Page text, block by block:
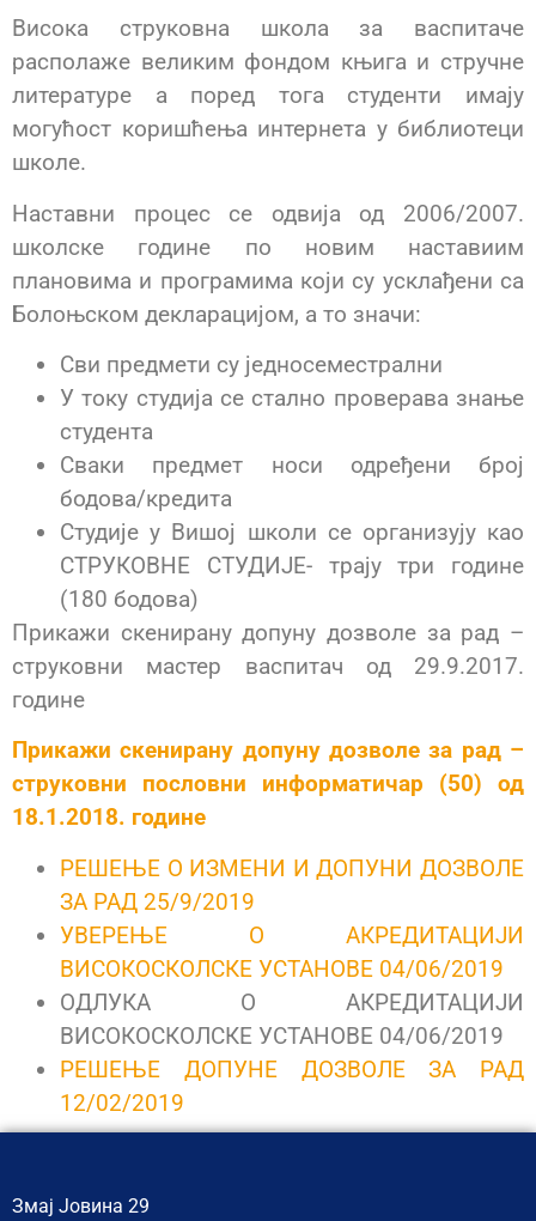
Висока струковна школа за васпитаче
располаже великим фондом књига и стручне
литературе а поред тога студенти имају
могућост коришћења интернета у библиотеци
школе.
Наставни процес се одвија од 2006/2007.
школске године по новим наставиим
плановима и програмима који су усклађени са
Болоњском декларацијом, а то значи:
Сви предмети су једносеместрални
У току студија се стално проверава знање
студента
Сваки предмет носи одређени број
бодова/кредита
Студије у Вишој школи се организују као
СТРУКОВНЕ СТУДИЈЕ- трају три године
(180 бодова)
Прикажи скенирану допуну дозволе за рад –
струковни мастер васпитач од 29.9.2017.
године
Прикажи скенирану допуну дозволе за рад –
струковни пословни информатичар (50) од
18.1.2018. године
РЕШЕЊЕ О ИЗМЕНИ И ДОПУНИ ДОЗВОЛЕ
ЗА РАД 25/9/2019
УВЕРЕЊЕ О АКРЕДИТАЦИЈИ
ВИСОКОСКОЛСКЕ УСТАНОВЕ 04/06/2019
ОДЛУКА О АКРЕДИТАЦИЈИ
ВИСОКОСКОЛСКЕ УСТАНОВЕ 04/06/2019
РЕШЕЊЕ ДОПУНЕ ДОЗВОЛЕ ЗА РАД
12/02/2019
Змај Јовина 29